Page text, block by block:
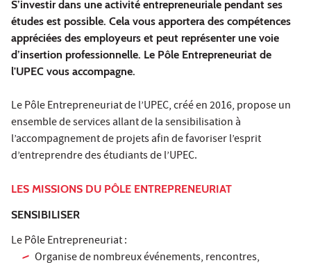
S’investir dans une activité entrepreneuriale pendant ses
études est possible. Cela vous apportera des compétences
appréciées des employeurs et peut représenter une voie
d’insertion professionnelle. Le Pôle Entrepreneuriat de
l'UPEC vous accompagne.
Le Pôle Entrepreneuriat de l’UPEC, créé en 2016, propose un
ensemble de services allant de la sensibilisation à
l’accompagnement de projets afin de favoriser l’esprit
d’entreprendre des étudiants de l’UPEC.
LES MISSIONS DU PÔLE ENTREPRENEURIAT
SENSIBILISER
Le Pôle Entrepreneuriat :
Organise de nombreux événements, rencontres,